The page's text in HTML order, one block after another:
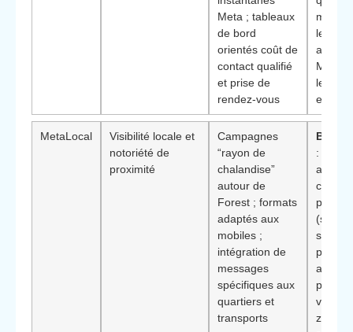
Meta ; tableaux
de bord
orientés coût de
contact qualifié
et prise de
rendez-vous
mieux
leurs
aux
Meta
leurs
entre
MetaLocal
Visibilité locale et
notoriété de
proximité
Campagnes
“rayon de
chalandise”
autour de
Forest ; formats
adaptés aux
mobiles ;
intégration de
messages
spécifiques aux
quartiers et
transports
: utile
attirer
(soins,
part
venant
zone